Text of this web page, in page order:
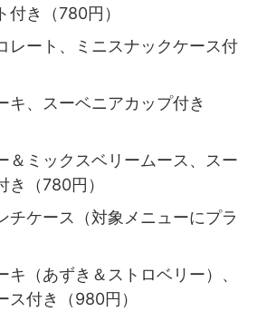
付き（780円）
レート、ミニスナックケース付
キ、スーベニアカップ付き
＆ミックスベリームース、スー
き（780円）
チケース（対象メニューにプラ
キ（あずき＆ストロベリー）、
ス付き（980円）